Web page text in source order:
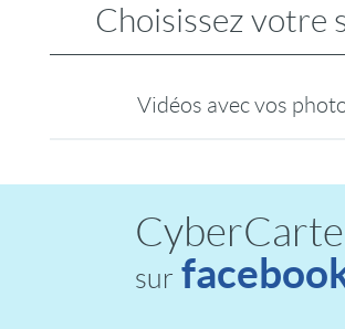
Choisissez votre
Vidéos avec vos
sur